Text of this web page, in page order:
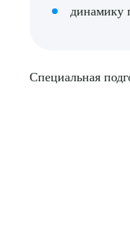
динамику
Специальная